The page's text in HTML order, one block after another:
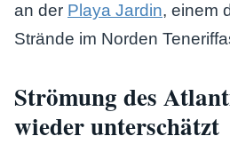
an der Playa Jardin, einem
Strände im Norden
Strömung des
wieder unterschätzt